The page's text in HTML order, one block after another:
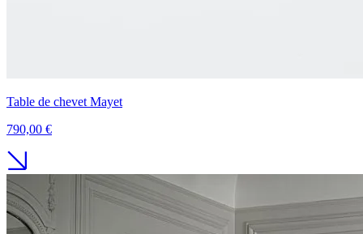
Table de chevet Mayet
790,00 €